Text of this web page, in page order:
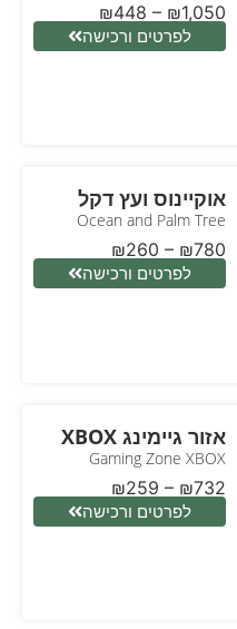
₪448 – ₪1,050
לפרטים ורכישה
אוקיינוס ועץ דקל
Ocean and Palm Tree
₪260 – ₪780
לפרטים ורכישה
אזור גיימינג XBOX
Gaming Zone XBOX
₪259 – ₪732
לפרטים ורכישה